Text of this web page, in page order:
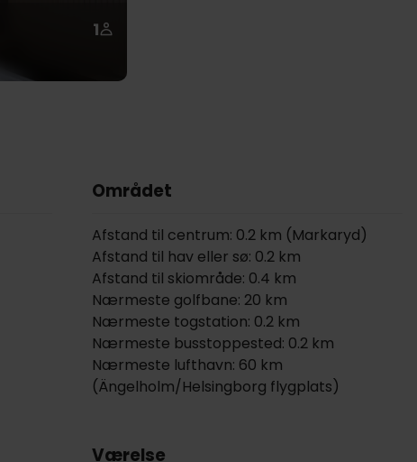
1
Området
Afstand til centrum: 0.2 km (Markaryd)
Afstand til hav eller sø: 0.2 km
Afstand til skiområde: 0.4 km
Nærmeste golfbane: 20 km
Nærmeste togstation: 0.2 km
Nærmeste busstoppested: 0.2 km
Nærmeste lufthavn: 60 km
(Ängelholm/Helsingborg flygplats)
Værelse